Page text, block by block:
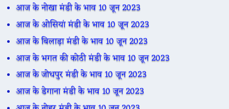
आज के नोखा मंडी के भाव 10 जून 2023
आज के ओसियां मंडी के भाव 10 जून 2023
आज के बिलाड़ा मंडी के भाव 10 जून 2023
आज के भगत की कोठी मंडी के भाव 10 जून 2023
आज के जोधपुर मंडी के भाव 10 जून 2023
आज के डेगाना मंडी के भाव 10 जून 2023